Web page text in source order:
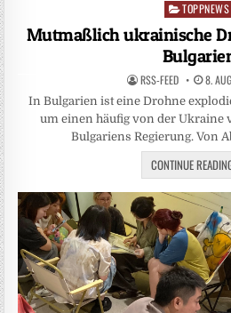
Posted
in
TOPPNEWS
Mutmaßlich ukrainische
RSS-FEED 8.
In Bulgarien ist eine Drohne
um einen häufig von der Ukraine
Bulgariens Regierung. Von
CONTINUE